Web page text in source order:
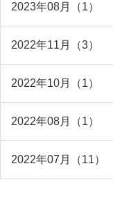
2023年08月（1）
2022年11月（3）
2022年10月（1）
2022年08月（1）
2022年07月（11）